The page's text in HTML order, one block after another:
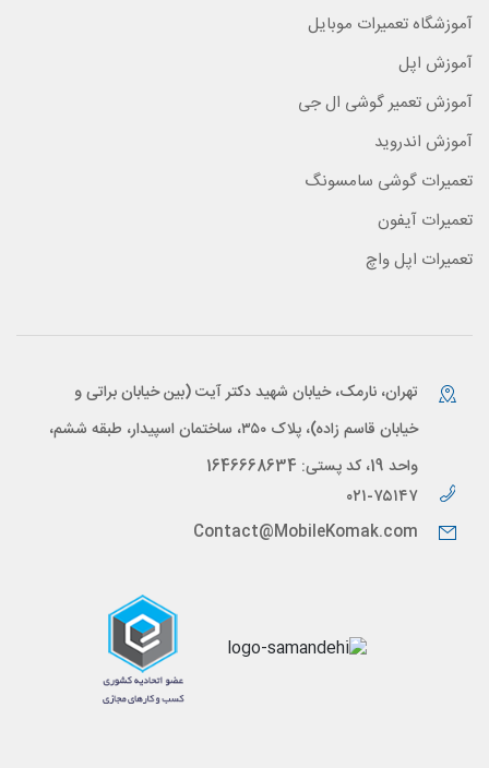
آموزشگاه تعمیرات موبایل
آموزش اپل
آموزش تعمیر گوشی ال جی
آموزش اندروید
تعمیرات گوشی سامسونگ
تعمیرات آیفون
تعمیرات اپل واچ
تهران، نارمک، خیابان شهید دکتر آیت (بین خیابان براتی و
خیابان قاسم زاده)، پلاک ۳۵۰، ساختمان اسپیدار، طبقه ششم،
واحد 19، کد پستی: 1646668634
۰۲۱-۷۵۱۴۷
Contact@MobileKomak.com